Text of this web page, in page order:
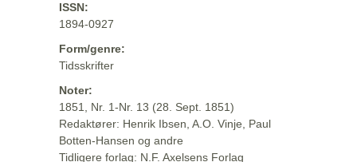
ISSN:
1894-0927
Form/genre:
Tidsskrifter
Noter:
1851, Nr. 1-Nr. 13 (28. Sept. 1851)
Redaktører: Henrik Ibsen, A.O. Vinje, Paul
Botten-Hansen og andre
Tidligere forlag: N.F. Axelsens Forlag